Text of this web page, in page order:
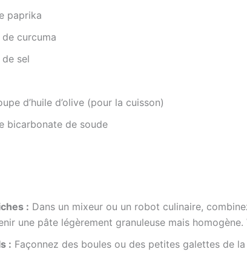
paprika
curcuma
sel
d’huile d’olive (pour la cuisson)
bicarbonate de soude
: Dans un mixeur ou un robot culinaire,
une pâte légèrement granuleuse mais
: Façonnez des boules ou des petites galettes de